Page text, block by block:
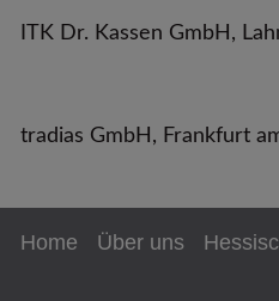
ITK Dr. Kassen GmbH,
tradias GmbH, Frankfurt
Home Über uns